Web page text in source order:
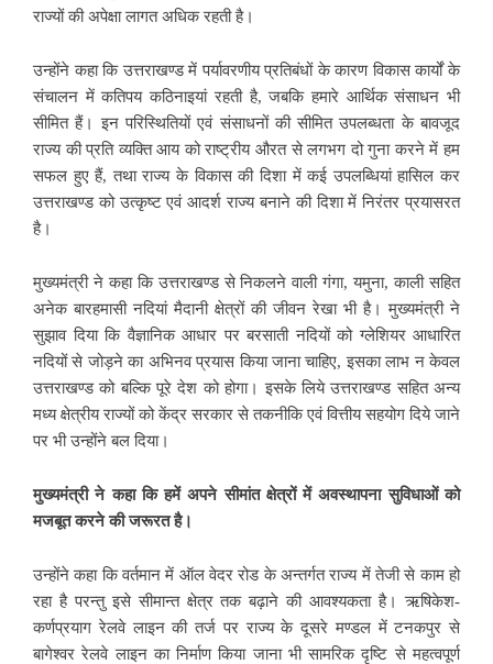
राज्यों की अपेक्षा लागत अधिक रहती है।
उन्होंने कहा कि उत्तराखण्ड में पर्यावरणीय प्रतिबंधों के कारण विकास कार्यों के
संचालन में कतिपय कठिनाइयां रहती है, जबकि हमारे आर्थिक संसाधन भी
सीमित हैं। इन परिस्थितियों एवं संसाधनों की सीमित उपलब्धता के बावजूद
राज्य की प्रति व्यक्ति आय को राष्ट्रीय औरत से लगभग दो गुना करने में हम
सफल हुए हैं, तथा राज्य के विकास की दिशा में कई उपलब्धियां हासिल कर
उत्तराखण्ड को उत्कृष्ट एवं आदर्श राज्य बनाने की दिशा में निरंतर प्रयासरत
है।
मुख्यमंत्री ने कहा कि उत्तराखण्ड से निकलने वाली गंगा, यमुना, काली सहित
अनेक बारहमासी नदियां मैदानी क्षेत्रों की जीवन रेखा भी है। मुख्यमंत्री ने
सुझाव दिया कि वैज्ञानिक आधार पर बरसाती नदियों को ग्लेशियर आधारित
नदियों से जोड़ने का अभिनव प्रयास किया जाना चाहिए, इसका लाभ न केवल
उत्तराखण्ड को बल्कि पूरे देश को होगा। इसके लिये उत्तराखण्ड सहित अन्य
मध्य क्षेत्रीय राज्यों को केंद्र सरकार से तकनीकि एवं वित्तीय सहयोग दिये जाने
पर भी उन्होंने बल दिया।
मुख्यमंत्री ने कहा कि हमें अपने सीमांत क्षेत्रों में अवस्थापना सुविधाओं को
मजबूत करने की जरूरत है।
उन्होंने कहा कि वर्तमान में ऑल वेदर रोड के अन्तर्गत राज्य में तेजी से काम हो
रहा है परन्तु इसे सीमान्त क्षेत्र तक बढ़ाने की आवश्यकता है। ऋषिकेश-
कर्णप्रयाग रेलवे लाइन की तर्ज पर राज्य के दूसरे मण्डल में टनकपुर से
बागेश्वर रेलवे लाइन का निर्माण किया जाना भी सामरिक दृष्टि से महत्वपूर्ण